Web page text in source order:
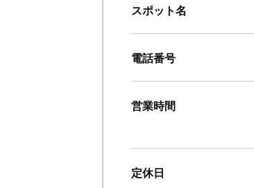
スポット名
電話番号
営業時間
定休日